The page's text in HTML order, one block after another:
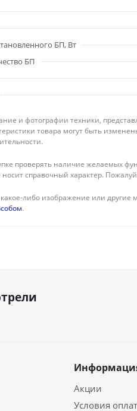
БП, Вт
БП
и фотографии техники,
товара могут быть
проверять наличие желаемых
справочный характер.
либо изображение или
.
Акции
Условия